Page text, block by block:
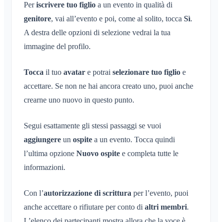
Condivisione della posizione
Calendario personale
Sincronizzazione
Cos'è una conversazione?
Conversazione privata
Conversazione in un'Area
Conversazione per un evento
Conferma di lettura
Elimina un messaggio
Generali
Aree
Conversazioni
Aree
Cos'è un'Area?
Cos'è un gruppo di aree?
Crea un'Area
Unisciti a un'Area
Area privata
Account e impostazioni
Più Klubraum
Klubraum aggiuntivo
Esci
Amministrazione
Autorizzazioni
Altri amministratori
Periscrivere tuo figlio a un evento in qualità di
genitore, vai all’evento e poi, come al solito, tocca Sì.
A destra delle opzioni di selezione vedrai la tua
immagine del profilo.
Tocca il tuo avatar e potrai selezionare tuo figlio e
accettare. Se non ne hai ancora creato uno, puoi anche
crearne uno nuovo in questo punto.
Segui esattamente gli stessi passaggi se vuoi
aggiungere un ospite a un evento. Tocca quindi
l’ultima opzione Nuovo ospite e completa tutte le
informazioni.
Con l’autorizzazione di scrittura per l’evento, puoi
anche accettare o rifiutare per conto di altri membri.